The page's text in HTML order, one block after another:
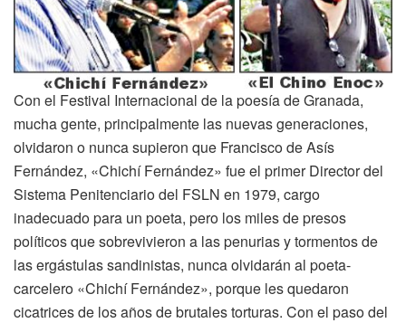
Con el Festival Internacional de la poesía de Granada,
mucha gente, principalmente las nuevas generaciones,
olvidaron o nunca supieron que Francisco de Asís
Fernández, «Chichí Fernández» fue el primer Director del
Sistema Penitenciario del FSLN en 1979, cargo
inadecuado para un poeta, pero los miles de presos
políticos que sobrevivieron a las penurias y tormentos de
las ergástulas sandinistas, nunca olvidarán al poeta-
carcelero «Chichí Fernández», porque les quedaron
cicatrices de los años de brutales torturas. Con el paso del